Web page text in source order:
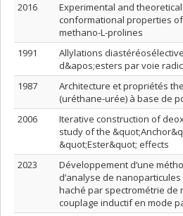
2016
Experimental and
conformational properties
methano-L-prolines
1991
Allylations
d&apos;esters par voie
1987
Architecture et propriétés
(uréthane-urée) à base de
2006
Iterative construction of
study of the
&quot;Ester&quot; effects
2023
Développement d’une
d’analyse de
haché par spectrométrie de
couplage inductif en mode